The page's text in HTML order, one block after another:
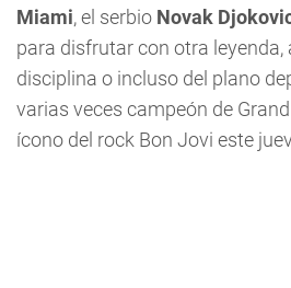
Miami, el serbio Novak
para disfrutar con otra leyenda,
disciplina o incluso del plano
varias veces campeón de
ícono del rock Bon Jovi este